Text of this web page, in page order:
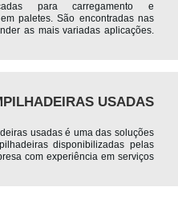
para carregamento e
paletes. São encontradas nas
as mais variadas aplicações.
USADAS
usadas é uma das soluções
disponibilizadas pelas
com experiência em serviços